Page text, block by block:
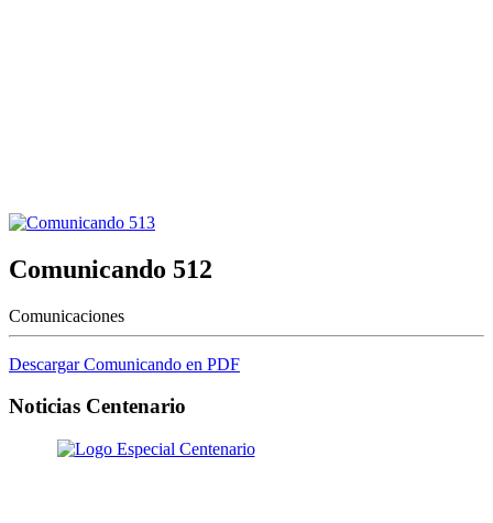
Comunicando 512
Comunicaciones
Descargar Comunicando en PDF
Noticias Centenario